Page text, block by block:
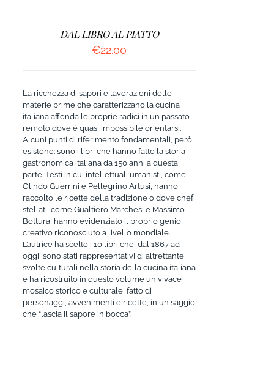
DAL LIBRO AL PIATTO
€22.00
La ricchezza di sapori e lavorazioni delle
materie prime che caratterizzano la cucina
italiana affonda le proprie radici in un passato
remoto dove è quasi impossibile orientarsi.
Alcuni punti di riferimento fondamentali, però,
esistono: sono i libri che hanno fatto la storia
gastronomica italiana da 150 anni a questa
parte. Testi in cui intellettuali umanisti, come
Olindo Guerrini e Pellegrino Artusi, hanno
raccolto le ricette della tradizione o dove chef
stellati, come Gualtiero Marchesi e Massimo
Bottura, hanno evidenziato il proprio genio
creativo riconosciuto a livello mondiale.
L’autrice ha scelto i 10 libri che, dal 1867 ad
oggi, sono stati rappresentativi di altrettante
svolte culturali nella storia della cucina italiana
e ha ricostruito in questo volume un vivace
mosaico storico e culturale, fatto di
personaggi, avvenimenti e ricette, in un saggio
che “lascia il sapore in bocca”.